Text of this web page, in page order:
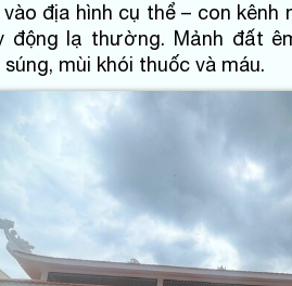
địa hình cụ thể – con kênh
động lạ thường. Mảnh đất
mùi khói thuốc và máu.